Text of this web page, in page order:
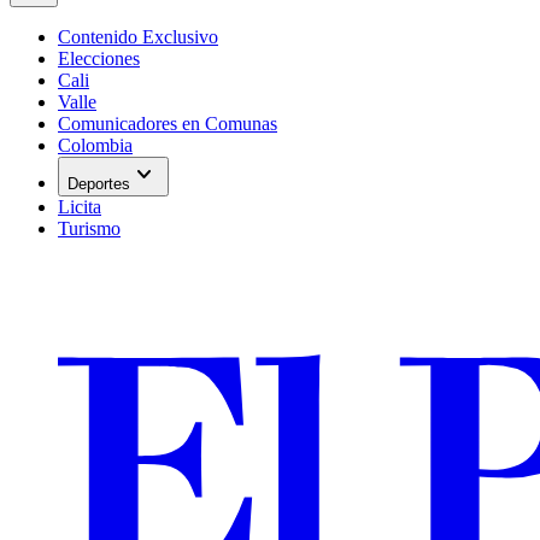
Contenido Exclusivo
Elecciones
Cali
Valle
Comunicadores en Comunas
Colombia
Deportes expand_more
Licita
Turismo